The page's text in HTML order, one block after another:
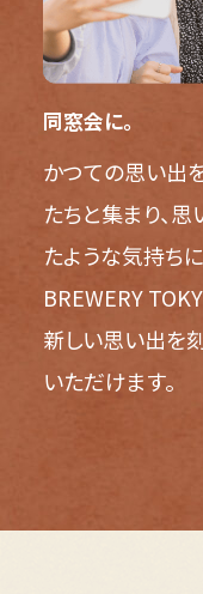
同窓会に。
かつての思い出
たちと集まり、
たような気持ち
BREWERY
新しい思い出を
いただけます。